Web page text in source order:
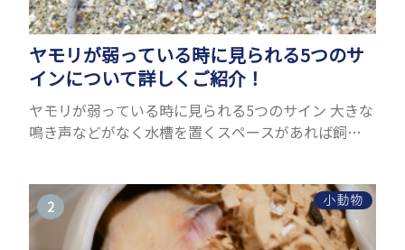
ヤモリが弱っている時に見られる5つのサ
インについて詳しくご紹介！
ヤモリが弱っている時に見られる5つのサイン 大きな
鳴き声などがなく水槽を置くスペースがあれば飼う
でしょうか...
小動物